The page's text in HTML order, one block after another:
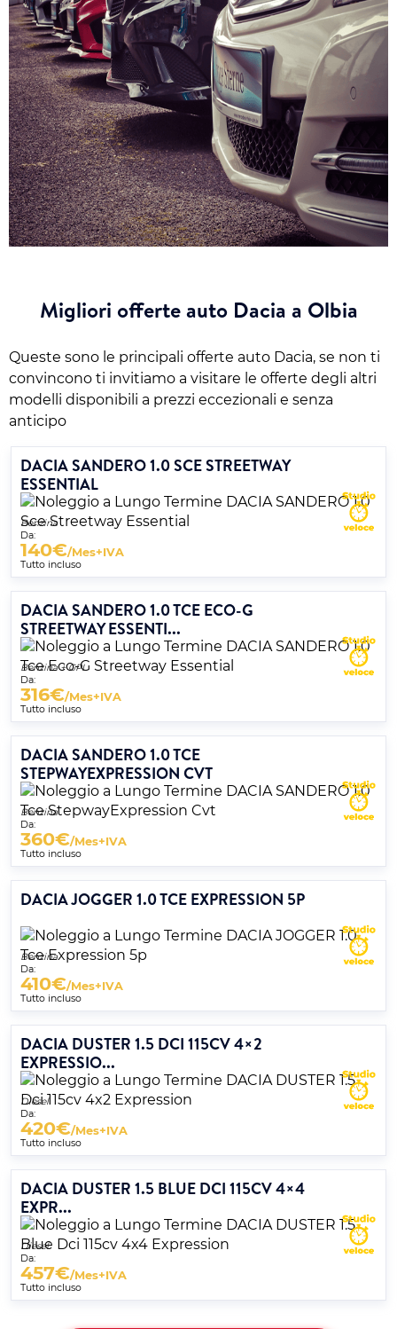
Migliori offerte auto Dacia a Olbia
Queste sono le principali offerte auto Dacia, se non ti
convincono ti invitiamo a visitare le offerte degli altri
modelli disponibili a prezzi eccezionali e senza
anticipo
DACIA SANDERO 1.0 SCE STREETWAY
ESSENTIAL
Benzina
Da:
140€/Mes+IVA
Tutto incluso
DACIA SANDERO 1.0 TCE ECO-G
STREETWAY ESSENTI...
Benzina + GPL
Da:
316€/Mes+IVA
Tutto incluso
DACIA SANDERO 1.0 TCE
STEPWAYEXPRESSION CVT
Benzina
Da:
360€/Mes+IVA
Tutto incluso
DACIA JOGGER 1.0 TCE EXPRESSION 5P
Benzina
Da:
410€/Mes+IVA
Tutto incluso
DACIA DUSTER 1.5 DCI 115CV 4×2
EXPRESSIO...
Diesel
Da:
420€/Mes+IVA
Tutto incluso
DACIA DUSTER 1.5 BLUE DCI 115CV 4×4
EXPR...
Diesel
Da:
457€/Mes+IVA
Tutto incluso